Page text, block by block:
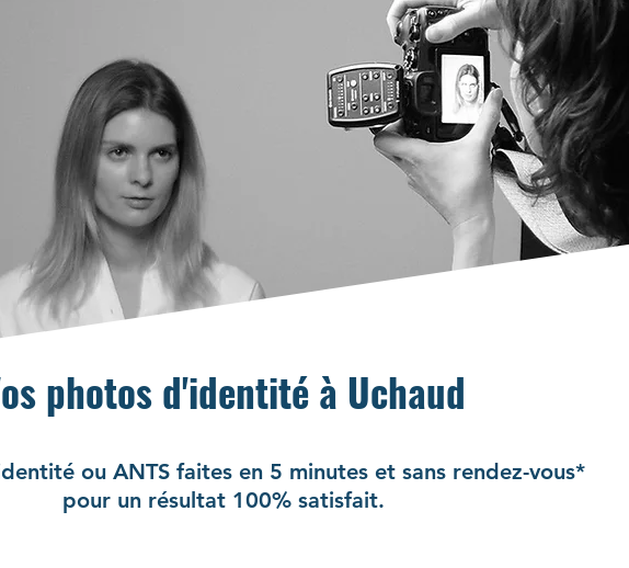
photos d'identité à Uchaud
ou ANTS faites en 5 minutes et sans rendez-vous*
pour un résultat 100% satisfait.